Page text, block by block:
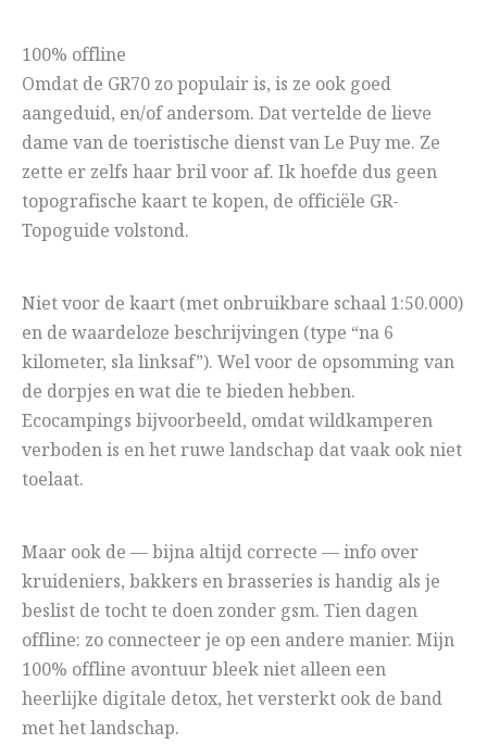
100% offline
Omdat de GR70 zo populair is, is ze ook goed
aangeduid, en/of andersom. Dat vertelde de lieve
dame van de toeristische dienst van Le Puy me. Ze
zette er zelfs haar bril voor af. Ik hoefde dus geen
topografische kaart te kopen, de officiële GR-
Topoguide volstond.
Niet voor de kaart (met onbruikbare schaal 1:50.000)
en de waardeloze beschrijvingen (type “na 6
kilometer, sla linksaf”). Wel voor de opsomming van
de dorpjes en wat die te bieden hebben.
Ecocampings bijvoorbeeld, omdat wildkamperen
verboden is en het ruwe landschap dat vaak ook niet
toelaat.
Maar ook de — bijna altijd correcte — info over
kruideniers, bakkers en brasseries is handig als je
beslist de tocht te doen zonder gsm. Tien dagen
offline: zo connecteer je op een andere manier. Mijn
100% offline avontuur bleek niet alleen een
heerlijke digitale detox, het versterkt ook de band
met het landschap.